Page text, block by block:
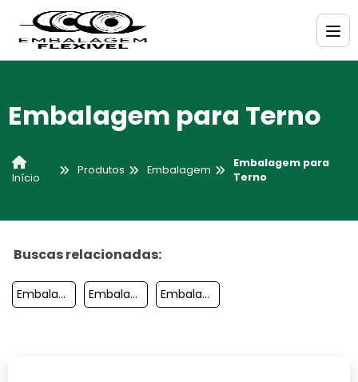
Embalagem para Terno
Início
Produtos Embalagem
Embalagem para
Terno
Buscas relacionadas:
Embalagem Para Bolsa Embalagem Para Area Medica Embalagem Para Salgadinho